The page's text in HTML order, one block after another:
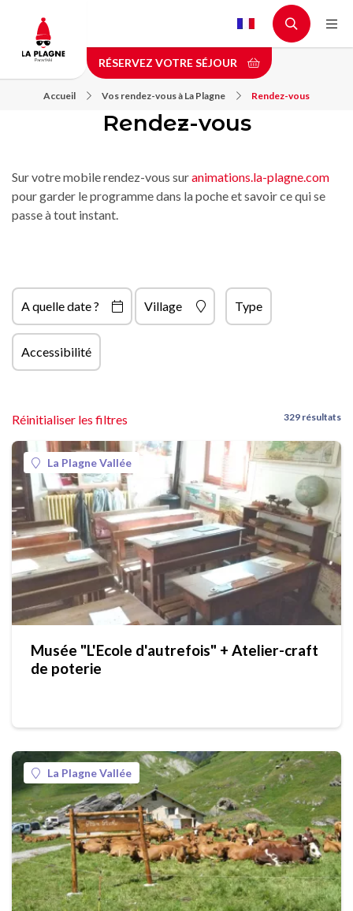
contenu
principal
RÉSERVEZ VOTRE SÉJOUR
Accueil Vos rendez-vous à La Plagne Rendez-vous
Rendez-vous
Sur votre mobile rendez-vous suranimations.la-plagne.com
pour garder le programme dans la poche et savoir ce qui se
passe à tout instant.
A quelle date ? Village Type
Accessibilité
Réinitialiser les filtres 329 résultats
La Plagne Vallée
Musée "L'Ecole d'autrefois" + Atelier-craft
de poterie
La Plagne Vallée